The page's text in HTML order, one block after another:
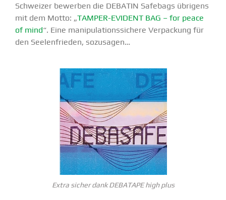
Schweizer bewerben die DEBATIN Safebags übrigens
mit dem Motto: „TAMPER-EVIDENT BAG – for peace
of mind“. Eine manipu­la­ti­ons­si­chere Verpa­ckung für
den Seelen­frieden, sozusagen…
Extra sicher dank DEBATAPE high plus